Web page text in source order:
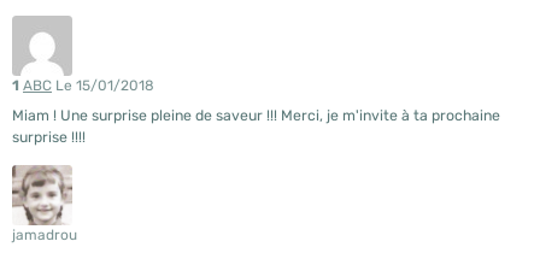
1 ABC Le 15/01/2018
Miam ! Une surprise pleine de saveur !!! Merci, je m'invite à ta prochaine
surprise !!!!
jamadrou